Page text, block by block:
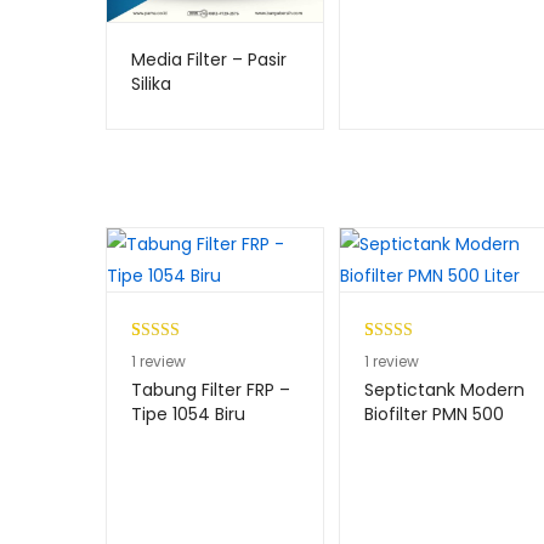
Media Filter – Pasir
Silika
Peringkat
4.00dari
5
11 review
Tabung Filter FRP –
Tipe 1054 Biru
Peringkat
4.00 dari
5
11 review
Septictank Modern
Biofilter PMN 500